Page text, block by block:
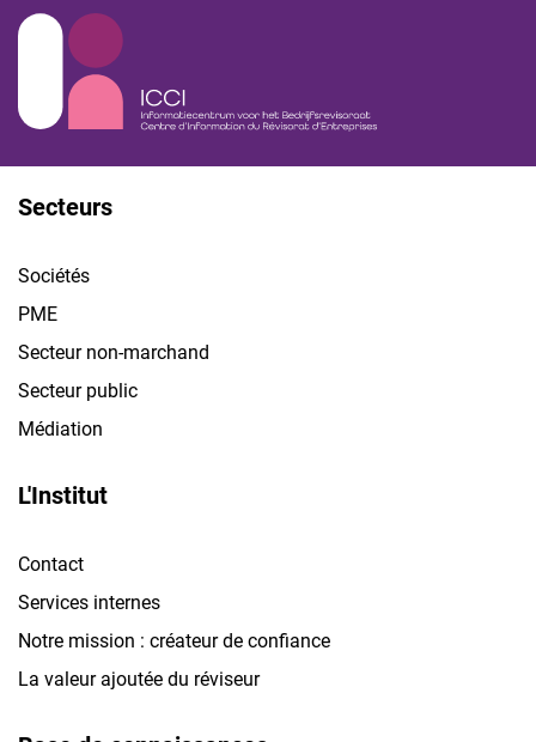
Secteurs
Sociétés
PME
Secteur non-marchand
Secteur public
Médiation
L'Institut
Contact
Services internes
Notre mission : créateur de confiance
La valeur ajoutée du réviseur